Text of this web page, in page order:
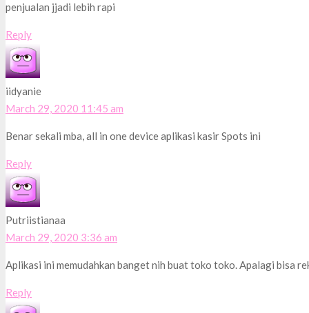
penjualan jjadi lebih rapi
Reply
iidyanie
March 29, 2020 11:45 am
Benar sekali mba, all in one device aplikasi kasir Spots ini
Reply
Putriistianaa
March 29, 2020 3:36 am
Aplikasi ini memudahkan banget nih buat toko toko. Apalagi bisa
Reply